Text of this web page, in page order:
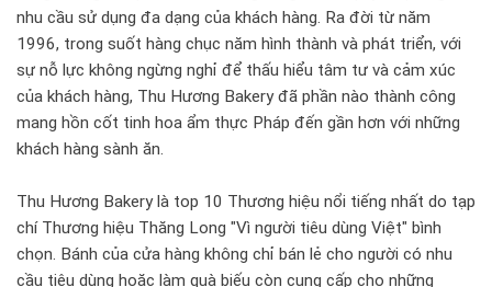
nhu cầu sử dụng đa dạng của khách hàng. Ra đời từ năm
1996, trong suốt hàng chục năm hình thành và phát triển, với
sự nỗ lực không ngừng nghỉ để thấu hiểu tâm tư và cảm xúc
của khách hàng, Thu Hương Bakery đã phần nào thành công
mang hồn cốt tinh hoa ẩm thực Pháp đến gần hơn với những
khách hàng sành ăn.
Thu Hương Bakery là top 10 Thương hiệu nổi tiếng nhất do tạp
chí Thương hiệu Thăng Long "Vì người tiêu dùng Việt" bình
chọn. Bánh của cửa hàng không chỉ bán lẻ cho người có nhu
cầu tiêu dùng hoặc làm quà biếu còn cung cấp cho những